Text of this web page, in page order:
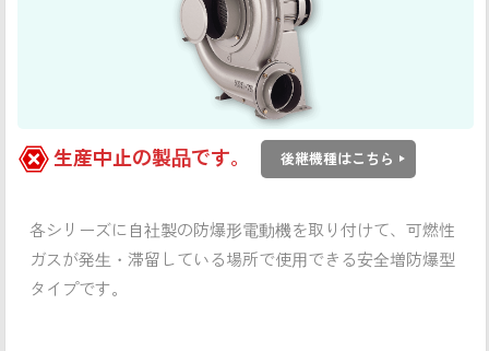
生産中止の製品です。 後継機種はこちら
各シリーズに自社製の防爆形電動機を取り付けて、可燃性
ガスが発生・滞留している場所で使用できる安全増防爆型
タイプです。